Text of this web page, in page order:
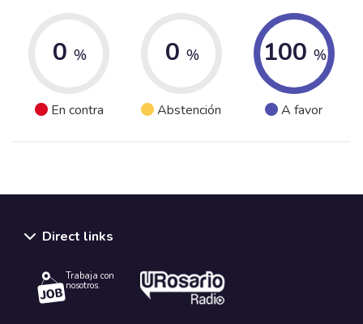
0 %
En contra
0 %
Abstención
100 %
A favor
Direct links
Trabaja con
nosotros.